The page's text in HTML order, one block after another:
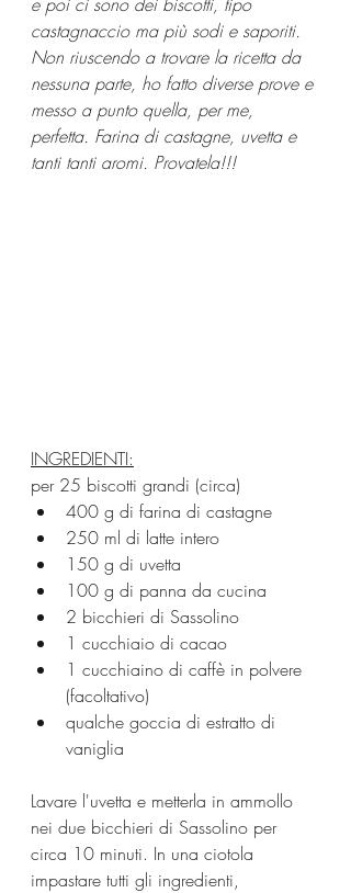
castagnaccio ma più sodi e saporiti.
Non riuscendo a trovare la ricetta da
nessuna parte, ho fatto diverse prove e
messo a punto quella, per me,
perfetta. Farina di castagne, uvetta e
tanti tanti aromi. Provatela!!!
INGREDIENTI:
per 25 biscotti grandi (circa)
400 g di farina di castagne
250 ml di latte intero
150 g di uvetta
100 g di panna da cucina
2 bicchieri di Sassolino
1 cucchiaio di cacao
1 cucchiaino di caffè in polvere
(facoltativo)
qualche goccia di estratto di
vaniglia
Lavare l'uvetta e metterla in ammollo
nei due bicchieri di Sassolino per
circa 10 minuti. In una ciotola
impastare tutti gli ingredienti,